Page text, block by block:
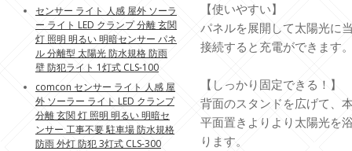
【使いやすい】
パネルを展開して太陽光に
接続すると充電ができます
【しっかり固定できる！】
背面のスタンドを広げて、
平面置きよりより太陽光を
ります。
センサー ライト 人感 屋外 ソーラ
ー ライト LED クランプ 分離 玄関
灯 照明 明るい 明暗センサー パネ
ル 分離型 太陽光 防水規格 防雨
壁 防犯ライト 1灯式 CLS-100
comcon センサー ライト 人感 屋
外 ソーラー ライト LED クランプ
分離 玄関 灯 照明 明るい 明暗セ
ンサー 工事不要 駐車場 防水規格
防雨 外灯 防犯 3灯式 CLS-300